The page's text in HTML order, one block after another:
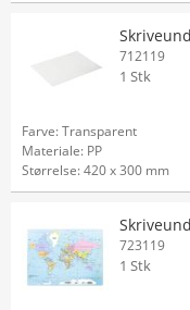
712119
1 Stk
Farve: Transparent
Materiale: PP
Størrelse: 420 x 300 mm
723119
1 Stk